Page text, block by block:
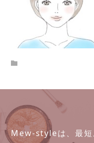
Mew-styleは、最短